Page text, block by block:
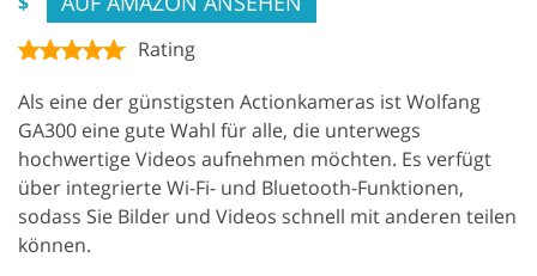
Rating
Als eine der günstigsten Actionkameras ist Wolfang
GA300 eine gute Wahl für alle, die unterwegs
hochwertige Videos aufnehmen möchten. Es verfügt
über integrierte Wi-Fi- und Bluetooth-Funktionen,
sodass Sie Bilder und Videos schnell mit anderen teilen
können.